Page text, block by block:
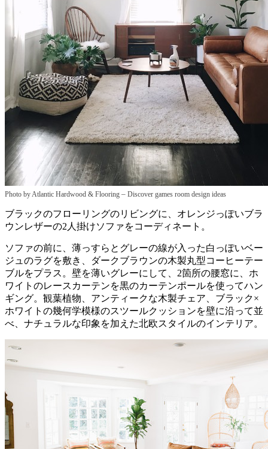
Photo by Atlantic Hardwood & Flooring – Discover games room design ideas
ブラックのフローリングのリビングに、オレンジっぽいブラ
ウンレザーの2人掛けソファをコーディネート。
ソファの前に、薄っすらとグレーの線が入った白っぽいベー
ジュのラグを敷き、ダークブラウンの木製丸型コーヒーテー
ブルをプラス。壁を薄いグレーにして、2箇所の腰窓に、ホ
ワイトのレースカーテンを黒のカーテンポールを使ってハン
ギング。観葉植物、アンティークな木製チェア、ブラック×
ホワイトの幾何学模様のスツールクッションを壁に沿って並
べ、ナチュラルな印象を加えた北欧スタイルのインテリア。